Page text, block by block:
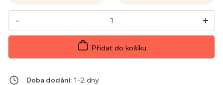
-
DÁMSKÉ
LÉKAŘSKÉ
KALHOTY
PROSTE
+
Přidat do košíku
Doba dodání: 1-2 dny